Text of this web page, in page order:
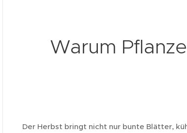
Warum
Der Herbst bringt nicht nur bunte Blätter,